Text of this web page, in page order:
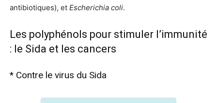
antibiotiques), et Escherichia coli.
Les polyphénols pour stimuler l’immunité
: le Sida et les cancers
* Contre le virus du Sida